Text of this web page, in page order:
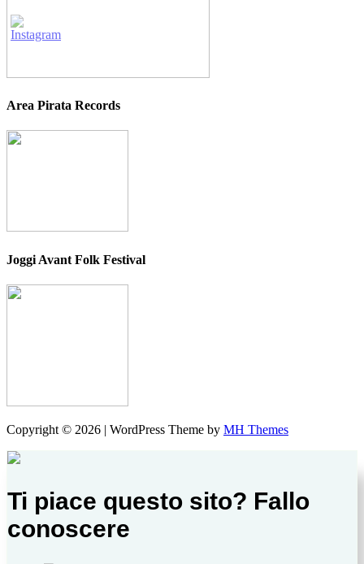
Area Pirata Records
Joggi Avant Folk Festival
Copyright © 2026 | WordPress Theme by MH Themes
Ti piace questo sito? Fallo
conoscere